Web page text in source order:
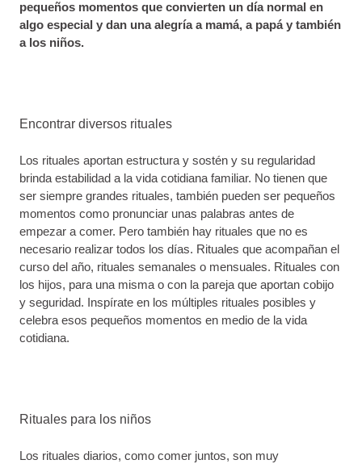
pequeños momentos que convierten un día normal en
algo especial y dan una alegría a mamá, a papá y también
a los niños.
Encontrar diversos rituales
Los rituales aportan estructura y sostén y su regularidad
brinda estabilidad a la vida cotidiana familiar. No tienen que
ser siempre grandes rituales, también pueden ser pequeños
momentos como pronunciar unas palabras antes de
empezar a comer. Pero también hay rituales que no es
necesario realizar todos los días. Rituales que acompañan el
curso del año, rituales semanales o mensuales. Rituales con
los hijos, para una misma o con la pareja que aportan cobijo
y seguridad. Inspírate en los múltiples rituales posibles y
celebra esos pequeños momentos en medio de la vida
cotidiana.
Rituales para los niños
Los rituales diarios, como comer juntos, son muy